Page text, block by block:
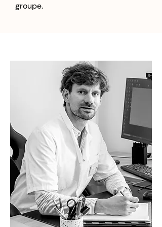
groupe.